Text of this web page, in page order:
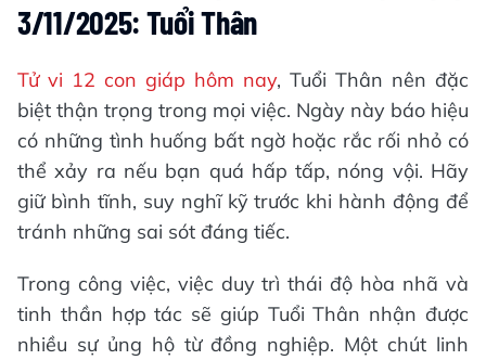
3/11/2025: Tuổi Thân
Tử vi 12 con giáp hôm nay, Tuổi Thân nên đặc
biệt thận trọng trong mọi việc. Ngày này báo hiệu
có những tình huống bất ngờ hoặc rắc rối nhỏ có
thể xảy ra nếu bạn quá hấp tấp, nóng vội. Hãy
giữ bình tĩnh, suy nghĩ kỹ trước khi hành động để
tránh những sai sót đáng tiếc.
Trong công việc, việc duy trì thái độ hòa nhã và
tinh thần hợp tác sẽ giúp Tuổi Thân nhận được
nhiều sự ủng hộ từ đồng nghiệp. Một chút linh